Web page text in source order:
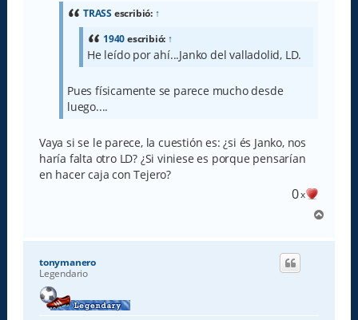
TRASS escribió: ↑
1940escribió: ↑
He leído por ahí...Janko del valladolid, LD.
Pues físicamente se parece mucho desde
luego....
Vaya si se le parece, la cuestión es: ¿si és Janko, nos
haría falta otro LD? ¿Si viniese es porque pensarían
en hacer caja con Tejero?
0x
r
tonymanero
Legendario